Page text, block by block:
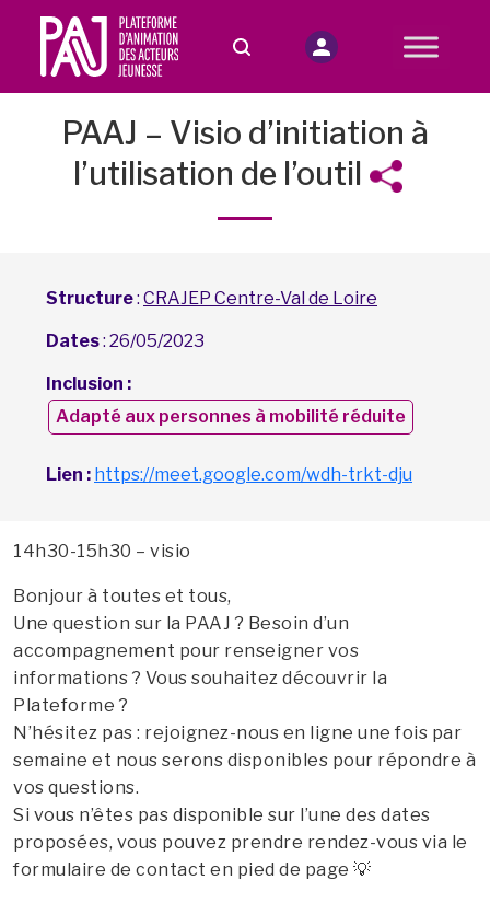
PAAJ – Visio d’initiation à
l’utilisation de l’outil
Structure: CRAJEP Centre-Val de Loire
Dates: 26/05/2023
Inclusion :
Adapté aux personnes à mobilité réduite
Lien : https://meet.google.com/wdh-trkt-dju
14h30-15h30 – visio
Bonjour à toutes et tous,
Une question sur la PAAJ ? Besoin d’un
accompagnement pour renseigner vos
informations ? Vous souhaitez découvrir la
Plateforme ?
N’hésitez pas : rejoignez-nous en ligne une fois par
semaine et nous serons disponibles pour répondre à
vos questions.
Si vous n’êtes pas disponible sur l’une des dates
proposées, vous pouvez prendre rendez-vous via le
formulaire de contact en pied de page 💡